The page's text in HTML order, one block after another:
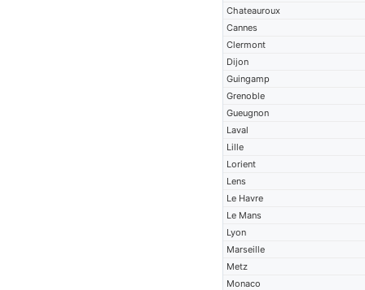
Chateauroux
Cannes
Clermont
Dijon
Guingamp
Grenoble
Gueugnon
Laval
Lille
Lorient
Lens
Le Havre
Le Mans
Lyon
Marseille
Metz
Monaco